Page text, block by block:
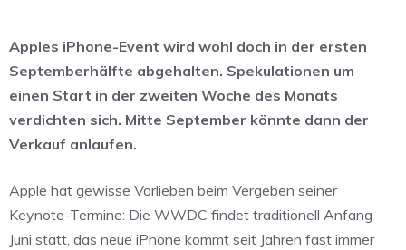
Apples iPhone-Event wird wohl doch in der ersten
Septemberhälfte abgehalten. Spekulationen um
einen Start in der zweiten Woche des Monats
verdichten sich. Mitte September könnte dann der
Verkauf anlaufen.
Apple hat gewisse Vorlieben beim Vergeben seiner
Keynote-Termine: Die WWDC findet traditionell Anfang
Juni statt, das neue iPhone kommt seit Jahren fast immer